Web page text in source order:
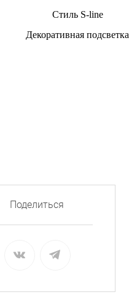
Стиль S-line
Декоративная подсветка
Поделиться